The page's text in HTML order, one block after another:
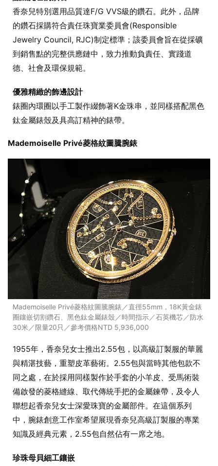
香奈兒特別選用品質達F/G VVS級的鑽石。此外，品牌
的鑽石採購符合責任珠寶業委員會(Responsible
Jewelry Council, RJC)制定標準；該委員會旨在從採礦
到銷售點的完整供應鏈中，致力推動負責任、實踐道
德、社會及環保規範。
優雅精緻的飾邊設計
錶圈內環圈以手工製作綴飾著K金珠串，並同樣搭配黑色
鈦金屬錶殼及具高訂精神的錶帶。
Mademoiselle Privé菱格紋圖騰腕錶
Mademoiselle Privé菱格紋圖騰腕錶／直徑55mm，18K黃金錶
圈鑲嵌切割鑽石、黑色鈦金屬錶殼／時間指示／石英機芯／防水
30米／限量20只／參考價格NTD 5,936,000
1955年，香奈兒女士推出2.55包，以高級訂製服的華麗
與精湛技藝，重塑皮革藝術。2.55包與當時其他包款不
同之處，在於採用同樣製作於手套的小羊皮、受馬術裝
備啟發的菱格縫線、取代傳統手把的金屬鍊帶，及令人
聯想起香奈兒女士深愛珠寶的金屬部件。在這個系列
中，腕錶創意工作室希望展現香奈兒高級訂製服的專業
知識及經典元素，2.55包自然佔有一席之地。
珍珠母貝細工鑲嵌